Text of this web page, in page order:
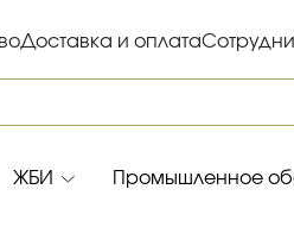
Доставка и оплата
ЖБИ Промышленное